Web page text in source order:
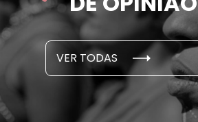
VER TODAS
E PESQUISAS
novembro, 2021